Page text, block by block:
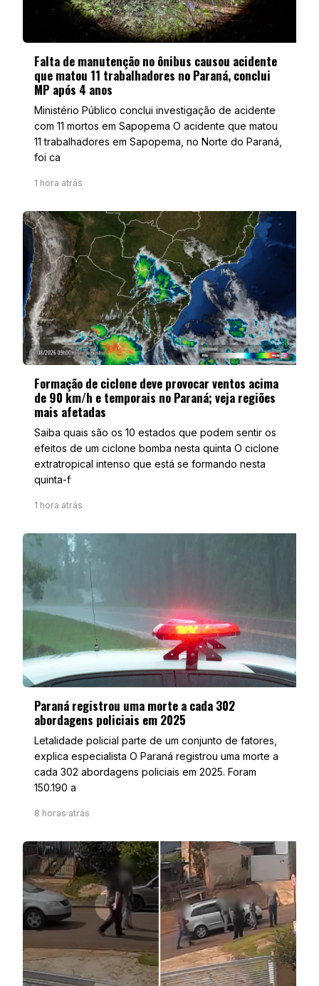
Falta de manutenção no ônibus causou acidente
que matou 11 trabalhadores no Paraná, conclui
MP após 4 anos
Ministério Público conclui investigação de acidente
com 11 mortos em Sapopema O acidente que matou
11 trabalhadores em Sapopema, no Norte do Paraná,
foi ca
1 hora atrás
Formação de ciclone deve provocar ventos acima
de 90 km/h e temporais no Paraná; veja regiões
mais afetadas
Saiba quais são os 10 estados que podem sentir os
efeitos de um ciclone bomba nesta quinta O ciclone
extratropical intenso que está se formando nesta
quinta-f
1 hora atrás
Paraná registrou uma morte a cada 302
abordagens policiais em 2025
Letalidade policial parte de um conjunto de fatores,
explica especialista O Paraná registrou uma morte a
cada 302 abordagens policiais em 2025. Foram
150.190 a
8 horas atrás